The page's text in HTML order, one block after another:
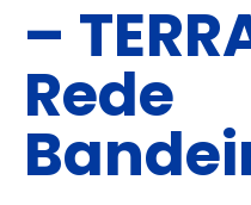
–
Rede